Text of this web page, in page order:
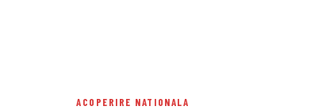
ACOPERIRE NATIONALA